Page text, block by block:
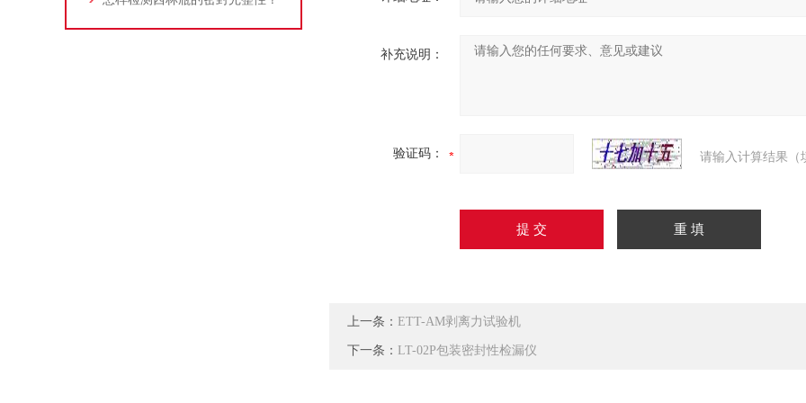
补充说明：
验证码： 请输入计算结果（
上一条： ETT-AM剥离力试验机
下一条： LT-02P包装密封性检漏仪